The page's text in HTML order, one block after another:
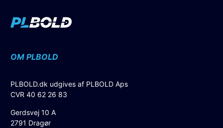
OM PLBOLD
PLBOLD.dk udgives af PLBOLD Aps
CVR 40 62 26 83
Gerdsvej 10 A
2791 Dragør